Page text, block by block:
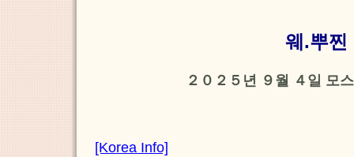
웨.뿌찐
２０２５년 ９월 ４일 모
[Korea Info]